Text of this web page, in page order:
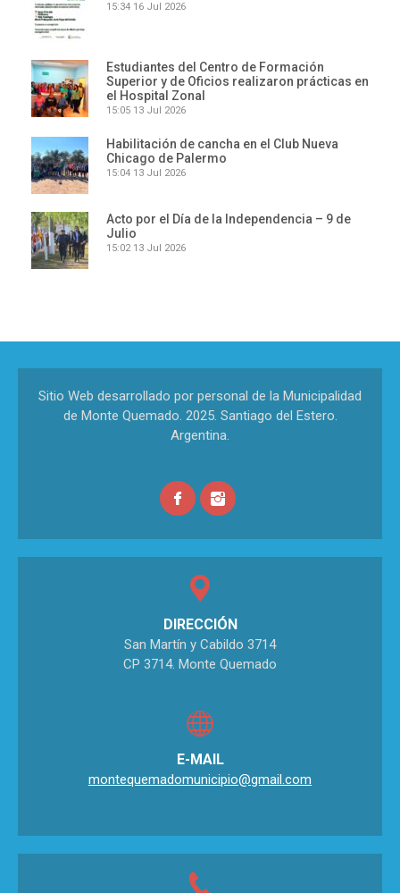
15:34 16 Jul 2026
Estudiantes del Centro de Formación
Superior y de Oficios realizaron prácticas en
el Hospital Zonal
15:05 13 Jul 2026
Habilitación de cancha en el Club Nueva
Chicago de Palermo
15:04 13 Jul 2026
Acto por el Día de la Independencia – 9 de
Julio
15:02 13 Jul 2026
Sitio Web desarrollado por personal de la Municipalidad
de Monte Quemado. 2025. Santiago del Estero.
Argentina.
DIRECCIÓN
San Martín y Cabildo 3714
CP 3714. Monte Quemado
E-MAIL
montequemadomunicipio@gmail.com